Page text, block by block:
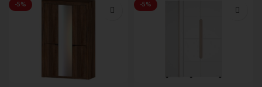
начиная с прихожей, спальной,
детской и
-5% -5%